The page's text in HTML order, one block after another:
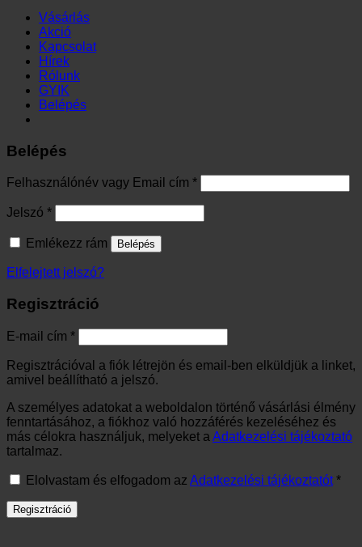
Vásárlás
Akció
Kapcsolat
Hírek
Rólunk
GYIK
Belépés
Belépés
Felhasználónév vagy Email cím *Kötelező
Jelszó *Kötelező
Emlékezz rám Belépés
Elfelejtett jelszó?
Regisztráció
E-mail cím *Kötelező
Regisztrációval a fiók létrejön és email-ben elküldjük a linket,
amivel beállítható a jelszó.
A személyes adatokat a weboldalon történő vásárlási élmény
fenntartásához, a fiókhoz való hozzáférés kezeléséhez és
más célokra használjuk, melyeket a Adatkezelési tájékoztató
tartalmaz.
Elolvastam és elfogadom az Adatkezelési tájékoztatót *
Regisztráció